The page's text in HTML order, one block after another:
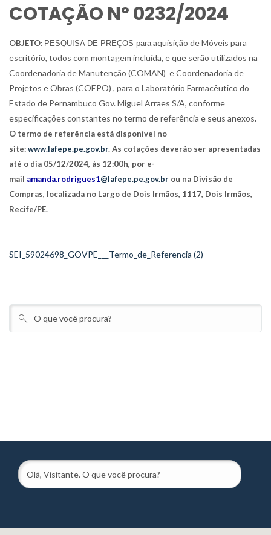
COTAÇÃO Nº 0232/2024
OBJETO: PESQUISA DE PREÇOS para aquisição de Móveis para
escritório, todos com montagem incluída, e que serão utilizados na
Coordenadoria de Manutenção (COMAN) e Coordenadoria de
Projetos e Obras (COEPO) , para o Laboratório Farmacêutico do
Estado de Pernambuco Gov. Miguel Arraes S/A, conforme
especificações constantes no termo de referência e seus anexos.
O termo de referência está disponível no
site:www.lafepe.pe.gov.br. As cotações deverão ser apresentadas
até o dia 05/12/2024, às 12:00h, por e-
mail amanda.rodrigues1@lafepe.pe.gov.br ou na Divisão de
Compras, localizada no Largo de Dois Irmãos, 1117, Dois Irmãos,
Recife/PE.
SEI_59024698_GOVPE___Termo_de_Referencia (2)